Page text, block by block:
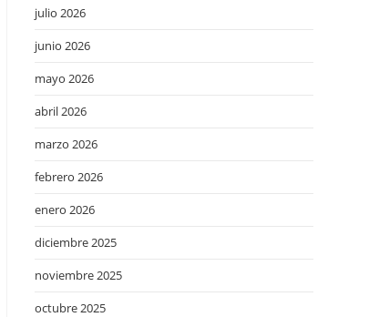
julio 2026
junio 2026
mayo 2026
abril 2026
marzo 2026
febrero 2026
enero 2026
diciembre 2025
noviembre 2025
octubre 2025